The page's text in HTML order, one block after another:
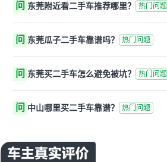
问 东莞附近看二手车推荐哪里？ 热门问题
问 东莞瓜子二手车靠谱吗？ 热门问题
问 东莞买二手车怎么避免被坑？ 热门问题
问 中山哪里买二手车靠谱？ 热门问题